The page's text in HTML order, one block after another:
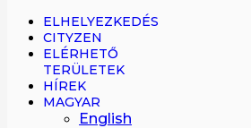
ELHELYEZKEDÉS
CITYZEN
ELÉRHETŐ
TERÜLETEK
HÍREK
MAGYAR
English